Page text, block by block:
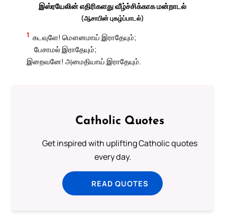
இஸ்ரயேலின் எதிரிகளது வீழ்ச்சிக்காக மன்றாடல்
(ஆசாபின் புகழ்ப்பாடல்)
1 கடவுளே! மௌனமாய் இராதேயும்;
பேசாமல் இராதேயும்;
இறைவனே! அமைதியாய் இராதேயும்.
Catholic Quotes
Get inspired with uplifting Catholic quotes
every day.
READ QUOTES